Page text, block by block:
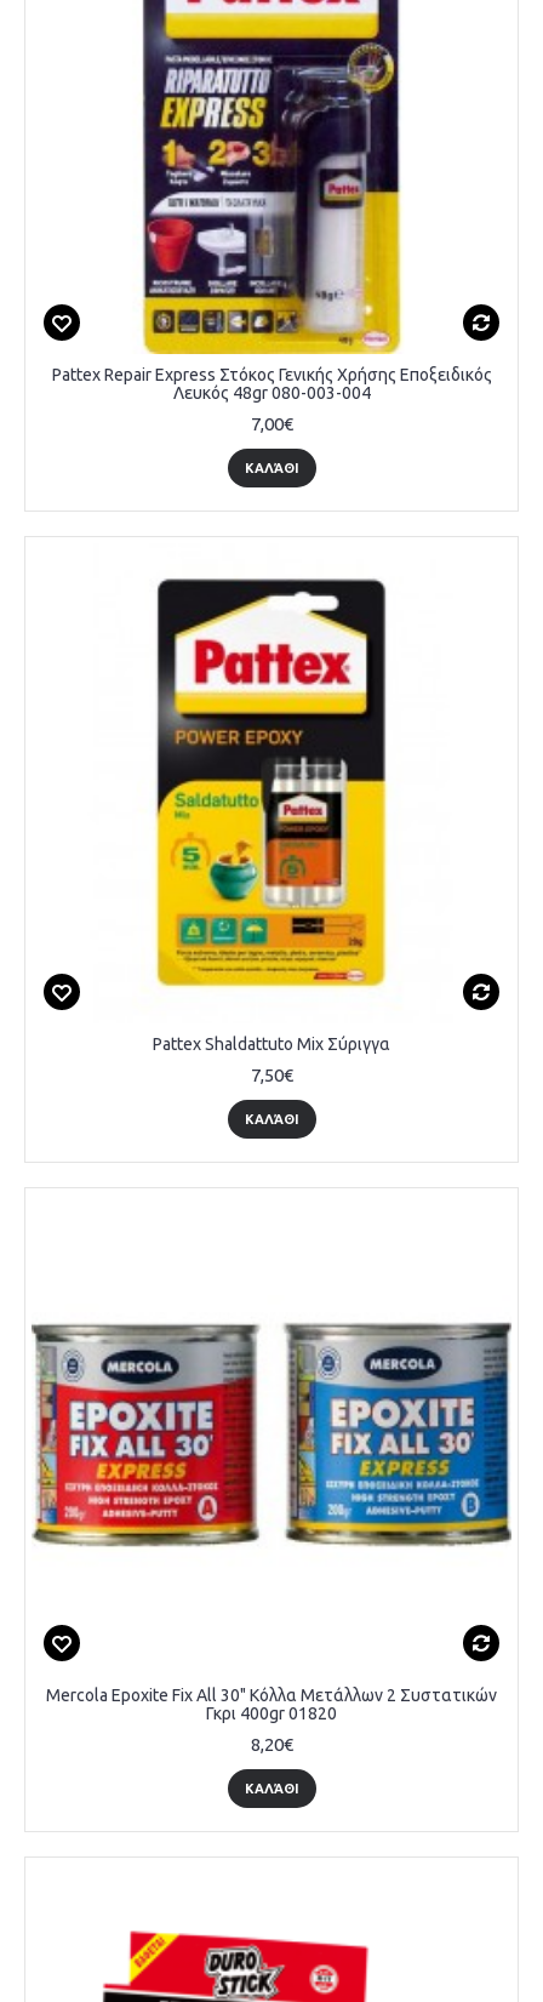
Pattex Repair Express Στόκος Γενικής Χρήσης Εποξειδικός
Λευκός 48gr 080-003-004
7,00€
ΚΑΛΆΘΙ
Pattex Shaldattuto Mix Σύριγγα
7,50€
ΚΑΛΆΘΙ
Mercola Epoxite Fix All 30" Κόλλα Μετάλλων 2 Συστατικών
Γκρι 400gr 01820
8,20€
ΚΑΛΆΘΙ